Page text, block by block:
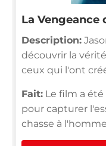
La Vengeance
Description:
découvrir la
ceux qui l'ont
Fait: Le film a
pour capturer
chasse à